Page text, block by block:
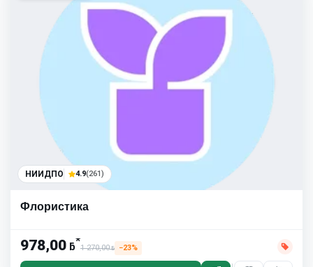
НИИДПО 4.9(261)
Флористика
978,00 ƃ*
1 270,00ƃ −23%